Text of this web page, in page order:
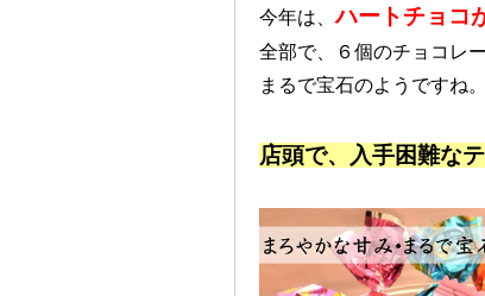
今年は、ハートチョコ
全部で、６個のチョコレ
まるで宝石のようですね。
店頭で、入手困難な